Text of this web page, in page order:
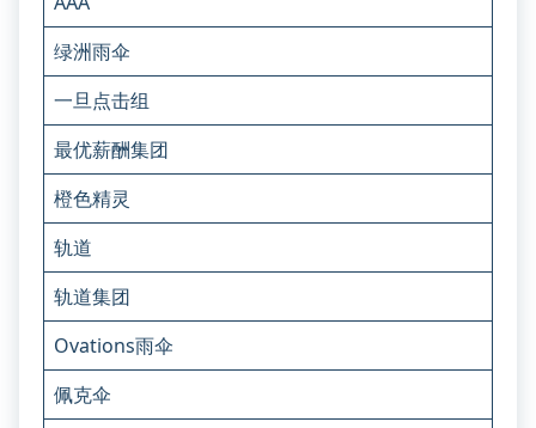
绿洲雨伞
一旦点击组
最优薪酬集团
橙色精灵
轨道
轨道集团
Ovations雨伞
佩克伞